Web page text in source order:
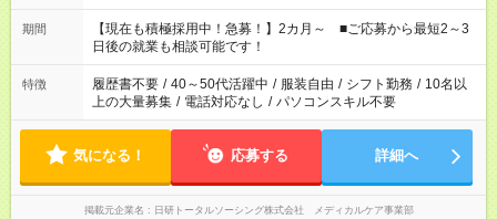
い」 「余裕を持って夕飯の準備がしたい」 「できれば残業はし
たくない」 など、ご希望を教えてくださいね。 ※Wワーク希望
の方へ 今ご覧のお仕事で希望する勤務時間と、もう1つのお仕事
の勤務時間。 合計で週40時間を超える場合は応募できません。
期間
【現在も積極採用中！急募！】2カ月～ ■ご応募から最短2～3
日後の就業も相談可能です！
特徴 履歴書不要 / 40～50代活躍中 / 服装自由 / シフト勤務 / 10名以
上の大量募集 / 電話対応なし / パソコンスキル不要
気になる！ 応募する 詳細へ
掲載元企業名 日研トータルソーシング株式会社 メディカルケア事業部